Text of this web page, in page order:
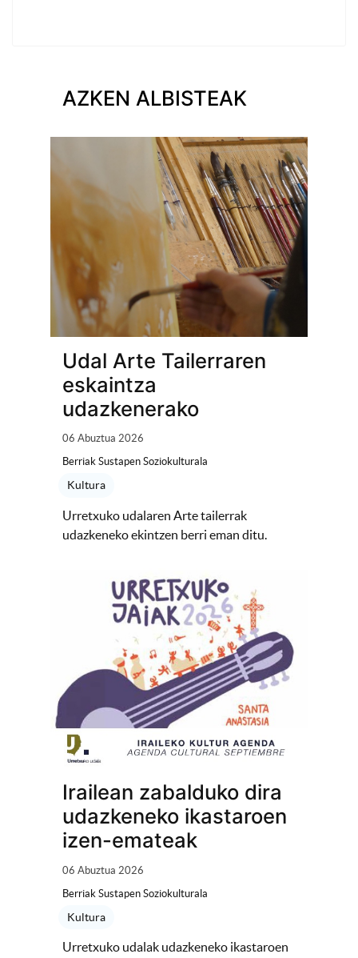
AZKEN ALBISTEAK
Udal Arte Tailerraren
eskaintza
udazkenerako
06 Abuztua 2026
Berriak Sustapen Soziokulturala
Kultura
Urretxuko udalaren Arte tailerrak
udazkeneko ekintzen berri eman ditu.
Irailean zabalduko dira
udazkeneko ikastaroen
izen-emateak
06 Abuztua 2026
Berriak Sustapen Soziokulturala
Kultura
Urretxuko udalak udazkeneko ikastaroen